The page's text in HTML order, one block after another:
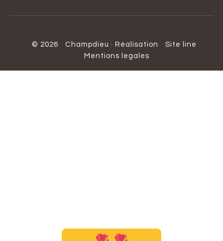
© 2026 Champdieu · Réalisation
Site line
Mentions legales